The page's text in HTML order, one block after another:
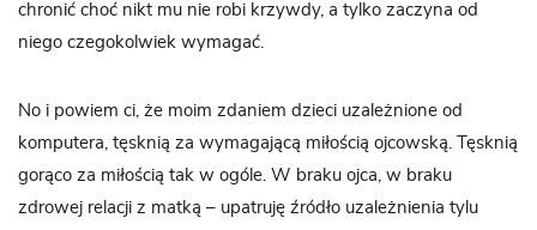
chronić choć nikt mu nie robi krzywdy, a tylko zaczyna od
niego czegokolwiek wymagać.
No i powiem ci, że moim zdaniem dzieci uzależnione od
komputera, tęsknią za wymagającą miłością ojcowską. Tęsknią
gorąco za miłością tak w ogóle. W braku ojca, w braku
zdrowej relacji z matką – upatruję źródło uzależnienia tylu